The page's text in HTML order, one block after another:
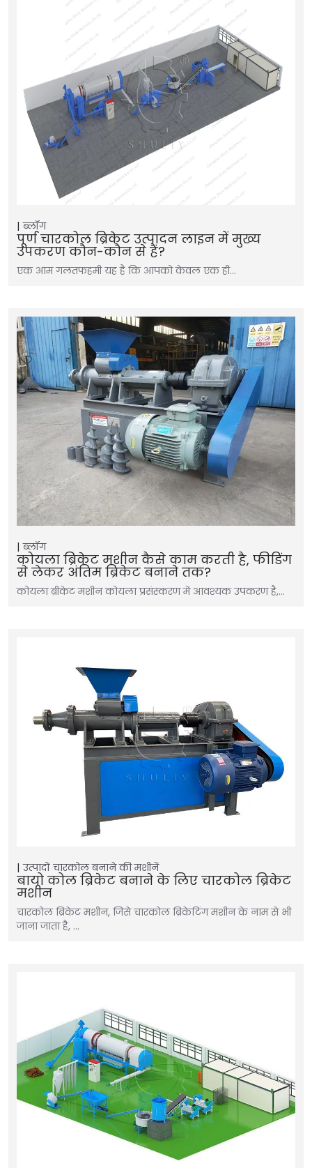
ब्लॉग
पूर्ण चारकोल ब्रिकेट उत्पादन लाइन में मुख्य
उपकरण कौन-कौन से हैं?
एक आम गलतफहमी यह है कि आपको केवल एक ही…
ब्लॉग
कोयला ब्रिकेट मशीन कैसे काम करती है, फीडिंग
से लेकर अंतिम ब्रिकेट बनाने तक?
कोयला ब्रीकेट मशीन कोयला प्रसंस्करण में आवश्यक उपकरण है,…
उत्पादों चारकोल बनाने की मशीनें
बायो कोल ब्रिकेट बनाने के लिए चारकोल ब्रिकेट
मशीन
चारकोल ब्रिकेट मशीन, जिसे चारकोल ब्रिकेटिंग मशीन के नाम से भी
जाना जाता है, …